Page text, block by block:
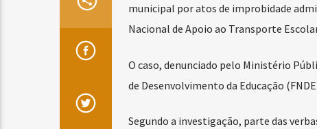
municipal por atos de improbidade
Nacional de Apoio ao Transporte
O caso, denunciado pelo Ministério
de Desenvolvimento da Educação
Segundo a investigação, parte das